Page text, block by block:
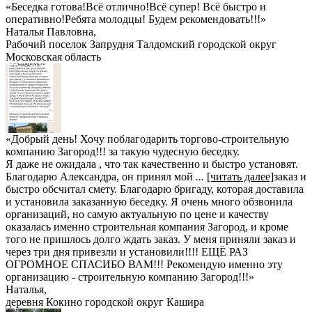
«Беседка готова!Всё отлично!Всё супер! Всё быстро и
оперативно!Ребята молодцы! Будем рекомендовать!!!»
Наталья Павловна,
Рабочий поселок Запрудня Талдомский городской округ
Московская область
«Добрый день! Хочу поблагодарить торгово-строительную
компанию Загород!!! за такую чудесную беседку.
Я даже не ожидала , что так качественно и быстро установят.
Благодарю Александра, он принял мой ... [читать далее]заказ и
быстро обсчитал смету. Благодарю бригаду, которая доставила
и установила заказанную беседку. Я очень много обзвонила
организаций, но самую актуальную по цене и качеству
оказалась именно строительная компания Загород, и кроме
того не пришлось долго ждать заказ. У меня приняли заказ и
через три дня привезли и установили!!!! ЕЩЁ РАЗ
ОГРОМНОЕ СПАСИБО ВАМ!!! Рекомендую именно эту
организацию - строительную компанию Загород!!!»
Наталья,
деревня Кокино городской округ Кашира